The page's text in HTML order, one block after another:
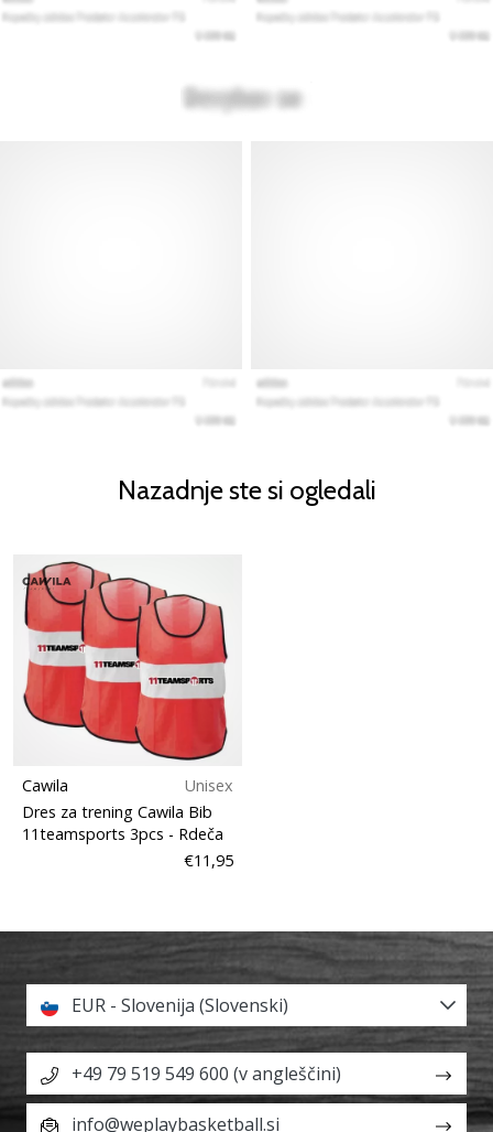
Nazadnje ste si ogledali
Cawila
Unisex
Dres za trening Cawila Bib
11teamsports 3pcs - Rdeča
€11,95
EUR - Slovenija (Slovenski)
+49 79 519 549 600 (v angleščini)
info@weplaybasketball.si